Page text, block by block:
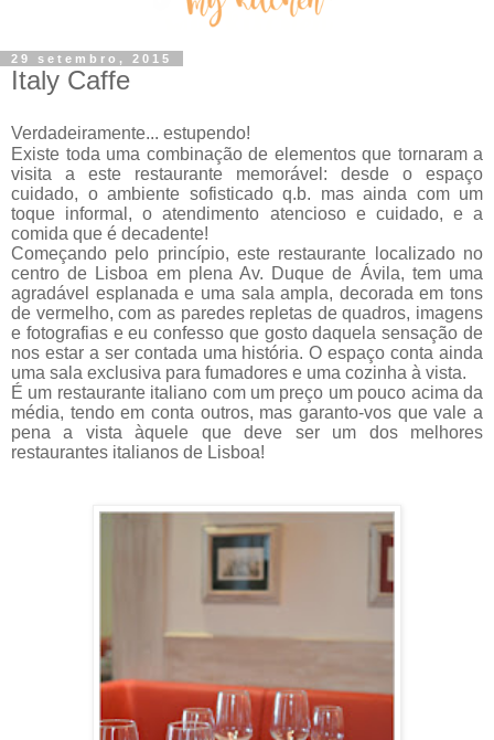
29 setembro, 2015
Italy Caffe
Verdadeiramente... estupendo!
Existe toda uma combinação de elementos que tornaram a
visita a este restaurante memorável: desde o espaço
cuidado, o ambiente sofisticado q.b. mas ainda com um
toque informal, o atendimento atencioso e cuidado, e a
comida que é decadente!
Começando pelo princípio, este restaurante localizado no
centro de Lisboa em plena Av. Duque de Ávila, tem uma
agradável esplanada e uma sala ampla, decorada em tons
de vermelho, com as paredes repletas de quadros, imagens
e fotografias e eu confesso que gosto daquela sensação de
nos estar a ser contada uma história.O espaço conta ainda
uma sala exclusiva para fumadores e uma cozinha à vista.
É um restaurante italiano com um preço um pouco acima da
média, tendo em conta outros, mas garanto-vos que vale a
pena a vista àquele que deve ser um dos melhores
restaurantes italianos de Lisboa!